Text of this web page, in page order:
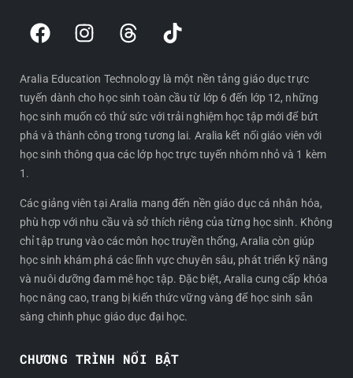
F
a
e
b
o
o
k
I
n
t
a
g
r
a
T
h
e
a
d
s
T
i
t
o
k
Aralia Education Technology là một nền tảng giáo dục trực
tuyến dành cho học sinh toàn cầu từ lớp 6 đến lớp 12, những
học sinh muốn có thử sức với trải nghiệm học tập mới để bứt
phá và thành công trong tương lai. Aralia kết nối giáo viên với
học sinh thông qua các lớp học trực tuyến nhóm nhỏ và 1 kèm
1.
Các giảng viên tại Aralia mang đến nền giáo dục cá nhân hóa,
phù hợp với nhu cầu và sở thích riêng của từng học sinh. Không
chỉ tập trung vào các môn học truyền thống, Aralia còn giúp
học sinh khám phá các lĩnh vực chuyên sâu, phát triển kỹ năng
và nuôi dưỡng đam mê học tập. Đặc biệt, Aralia cung cấp khóa
học nâng cao, trang bị kiến thức vững vàng để học sinh sẵn
sàng chinh phục giáo dục đại học.
CHƯƠNG TRÌNH NỔI BẬT